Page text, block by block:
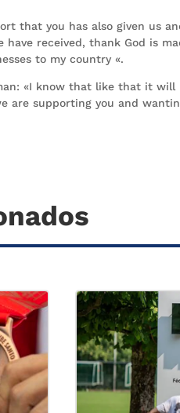
that you has also given us
received, thank God is
to my country «.
«I know that like that it will
are supporting you and